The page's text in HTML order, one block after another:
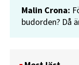
Malin Crona:
budorden? Då